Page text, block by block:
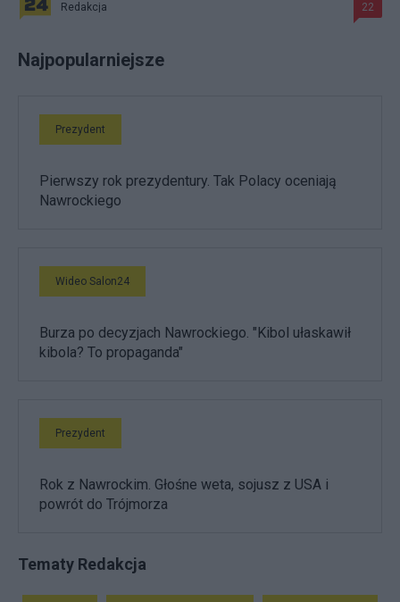
Redakcja 22
Najpopularniejsze
Prezydent
Pierwszy rok prezydentury. Tak Polacy oceniają
Nawrockiego
Wideo Salon24
Burza po decyzjach Nawrockiego. "Kibol ułaskawił
kibola? To propaganda"
Prezydent
Rok z Nawrockim. Głośne weta, sojusz z USA i
powrót do Trójmorza
Tematy Redakcja